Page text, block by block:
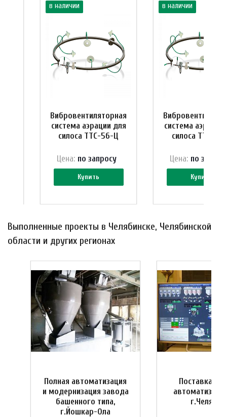
в наличии
Вибровентиляторная
система аэрации для
силоса ТТС-56-Ц
Купить
Цена: по запросу
в наличии
система аэрации
силоса ТТС-
Купить
Цена: по зап
Выполненные проекты в Челябинске, Челябинской
области и других регионах
Полная автоматизация
и модернизация завода
башенного типа,
г.Йошкар-Ола
Поставка